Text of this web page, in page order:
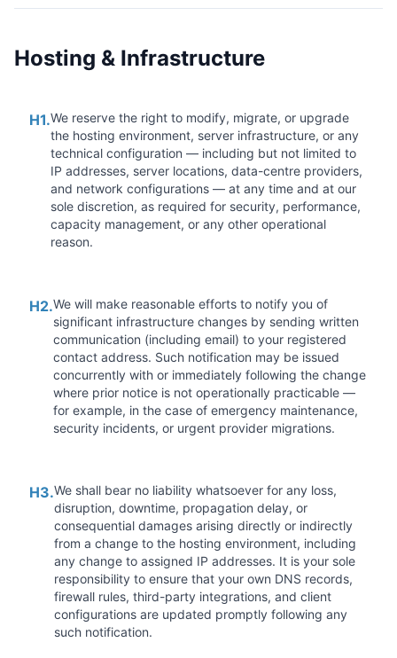
Hosting & Infrastructure
H1.We reserve the right to modify, migrate, or upgrade
the hosting environment, server infrastructure, or any
technical configuration — including but not limited to
IP addresses, server locations, data-centre providers,
and network configurations — at any time and at our
sole discretion, as required for security, performance,
capacity management, or any other operational
reason.
H2.We will make reasonable efforts to notify you of
significant infrastructure changes by sending written
communication (including email) to your registered
contact address. Such notification may be issued
concurrently with or immediately following the change
where prior notice is not operationally practicable —
for example, in the case of emergency maintenance,
security incidents, or urgent provider migrations.
H3.We shall bear no liability whatsoever for any loss,
disruption, downtime, propagation delay, or
consequential damages arising directly or indirectly
from a change to the hosting environment, including
any change to assigned IP addresses. It is your sole
responsibility to ensure that your own DNS records,
firewall rules, third-party integrations, and client
configurations are updated promptly following any
such notification.